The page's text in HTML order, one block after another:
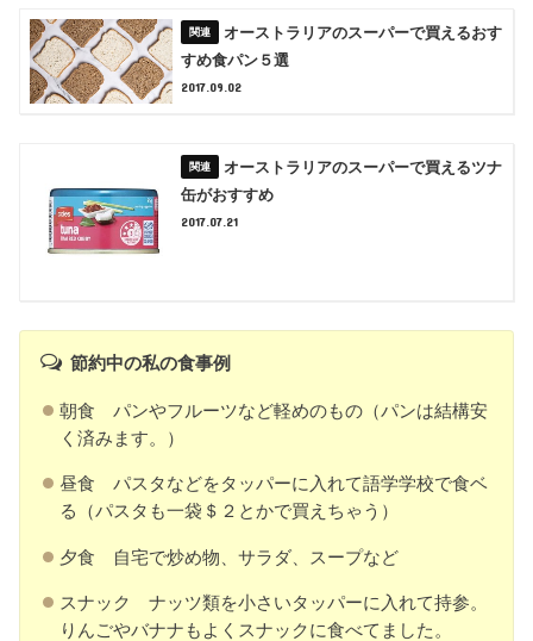
オーストラリアのスーパーで買えるおす
すめ食パン５選
2017.09.02
オーストラリアのスーパーで買えるツナ
缶がおすすめ
2017.07.21
節約中の私の食事例
朝食 パンやフルーツなど軽めのもの（パンは結構安
く済みます。）
昼食 パスタなどをタッパーに入れて語学学校で食ベ
る（パスタも一袋＄２とかで買えちゃう）
夕食 自宅で炒め物、サラダ、スープなど
スナック ナッツ類を小さいタッパーに入れて持参。
りんごやバナナもよくスナックに食べてました。